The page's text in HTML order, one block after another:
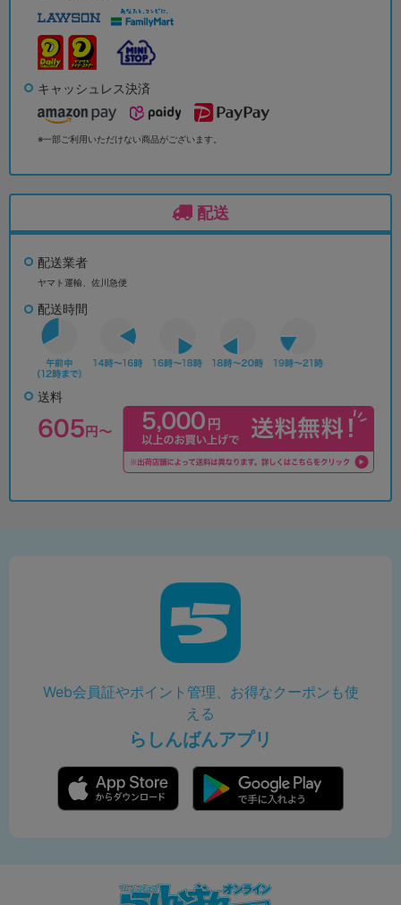
キャッシュレス決済
※一部ご利用いただけない商品がございます。
配送
配送業者
ヤマト運輸、佐川急便
配送時間
送料
Web会員証やポイント管理、お得なクーポンも使
える
らしんばんアプリ